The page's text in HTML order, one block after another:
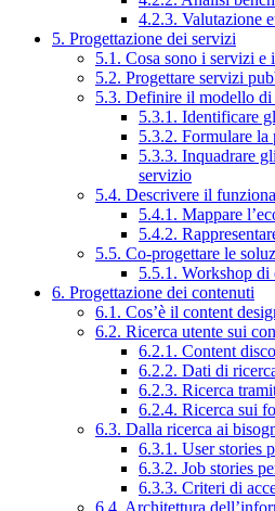
4.2.3. Valutazione
5. Progettazione dei servizi
5.1. Cosa sono i servizi e
5.2. Progettare servizi
5.3. Definire il modello di
5.3.1. Identificare
5.3.2. Formulare la
5.3.3. Inquadrare
servizio
5.4. Descrivere il
5.4.1. Mappare
5.4.2.
5.5. Co-progettare le
5.5.1. Workshop di
6. Progettazione dei contenuti
6.1. Cos’è il content
6.2. Ricerca utente sui
6.2.1. Content
6.2.2. Dati di
6.2.3. Ricerca
6.2.4. Ricerca sui
6.3. Dalla ricerca ai
6.3.1. User stories
6.3.2. Job stories
6.3.3. Criteri di
6.4. Architettura